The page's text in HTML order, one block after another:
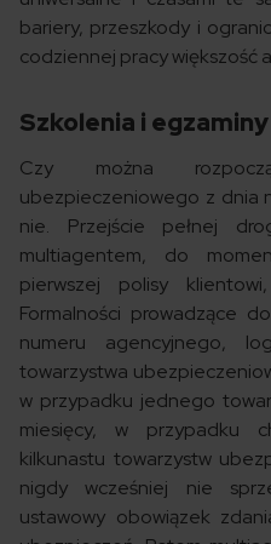
bariery, przeszkody i
codziennej pracy
Szkolenia i egzaminy
Czy można
ubezpieczeniowego z dnia
nie. Przejście pełnej
multiagentem, do
pierwszej polisy
Formalności prowadzące
numeru agencyjnego,
towarzystwa
w przypadku jednego
miesięcy, w przypadku
kilkunastu towarzystw
nigdy wcześniej nie
ustawowy obowiązek